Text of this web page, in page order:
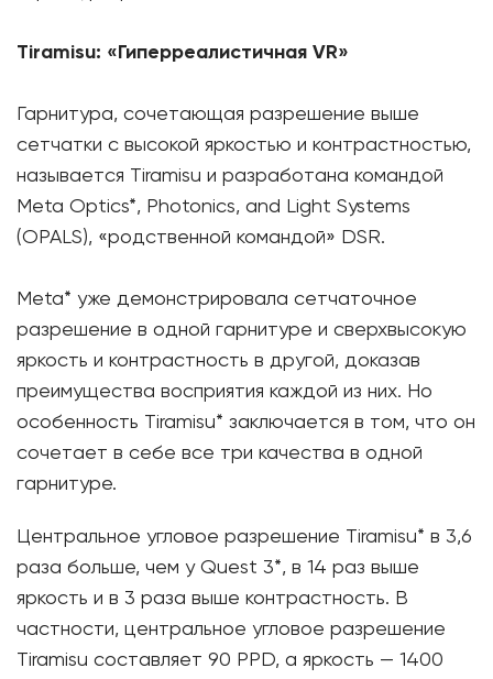
Tiramisu: «Гиперреалистичная VR»
Гарнитура, сочетающая разрешение выше
сетчатки с высокой яркостью и контрастностью,
называется Tiramisu и разработана командой
Meta Optics*, Photonics, and Light Systems
(OPALS), «родственной командой» DSR.
Meta* уже демонстрировала сетчаточное
разрешение в одной гарнитуре и сверхвысокую
яркость и контрастность в другой, доказав
преимущества восприятия каждой из ниx. Но
особенность Tiramisu* заключается в том, что он
сочетает в себе все три качества в одной
гарнитуре.
Центральное угловое разрешение Tiramisu* в 3,6
раза больше, чем у Quest 3*, в 14 раз выше
яркость и в 3 раза выше контрастность. В
частности, центральное угловое разрешение
Tiramisu составляет 90 PPD, а яркость — 1400